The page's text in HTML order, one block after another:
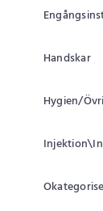
Handskar
Hygien/